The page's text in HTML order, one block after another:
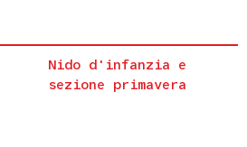
Nido d'infanzia e
sezione primavera